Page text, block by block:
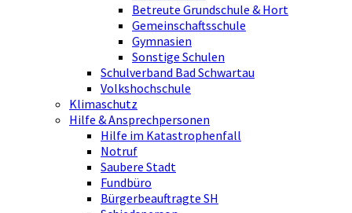
Betreute Grundschule & Hort
Gemeinschaftsschule
Gymnasien
Sonstige Schulen
Schulverband Bad Schwartau
Volkshochschule
Klimaschutz
Hilfe & Ansprechpersonen
Hilfe im Katastrophenfall
Notruf
Saubere Stadt
Fundbüro
Bürgerbeauftragte SH